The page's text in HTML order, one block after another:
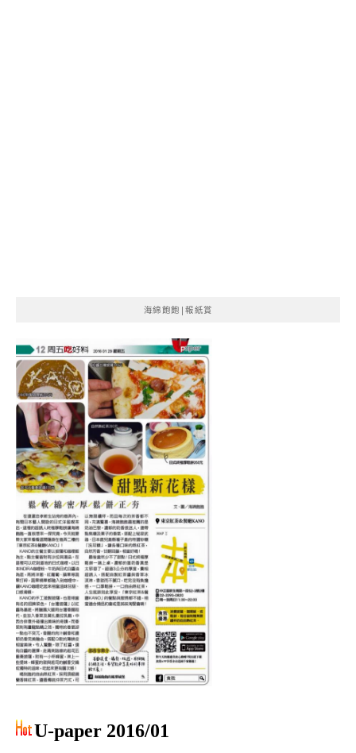
海綿飽飽|報紙賞
U-paper 2016/01